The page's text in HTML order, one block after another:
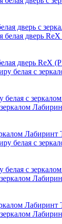
дверь с
дверь
белая с
белая с